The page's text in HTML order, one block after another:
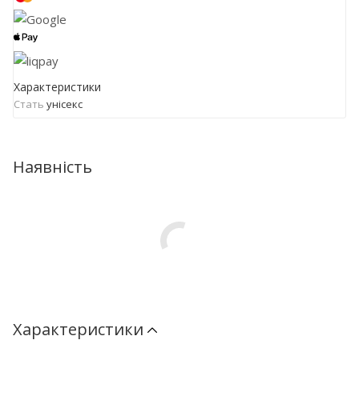
Характеристики
Стать унісекс
Наявність
Характеристики